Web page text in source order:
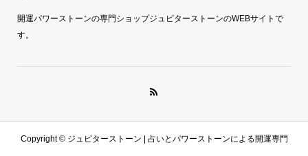
開運パワーストーンの専門ショップジュピターストーンのWEBサイトで
す。
Copyright ©ジュピターストーン | 占いとパワーストーンによる開運専門